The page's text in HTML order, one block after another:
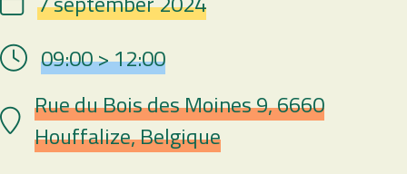
Hour 09:00 > 12:00
PlaatsRue du Bois des Moines 9, 6660
Houffalize, Belgique